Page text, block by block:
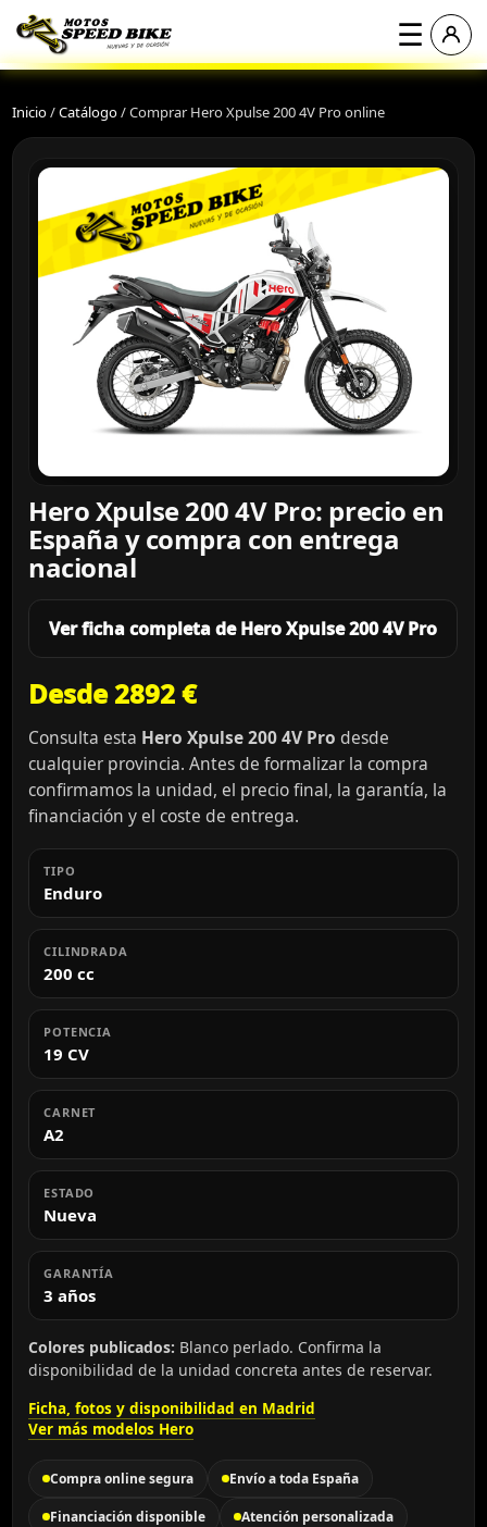
☰
Inicio/Catálogo/Comprar Hero Xpulse 200 4V Pro online
Hero Xpulse 200 4V Pro: precio en
España y compra con entrega
nacional
Ver ficha completa de Hero Xpulse 200 4V Pro
Desde 2892 €
Consulta esta Hero Xpulse 200 4V Pro desde
cualquier provincia. Antes de formalizar la compra
confirmamos la unidad, el precio final, la garantía, la
financiación y el coste de entrega.
TIPO
Enduro
CILINDRADA
200 cc
POTENCIA
19 CV
CARNET
A2
ESTADO
Nueva
GARANTÍA
3 años
Colores publicados: Blanco perlado. Confirma la
disponibilidad de la unidad concreta antes de reservar.
Ficha, fotos y disponibilidad en Madrid
Ver más modelos Hero
Compra online segura Envío a toda España
Financiación disponible Atención personalizada